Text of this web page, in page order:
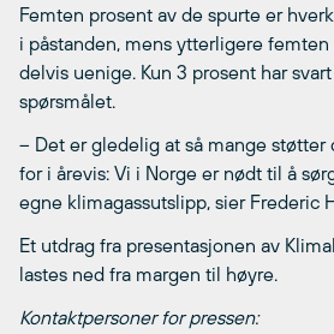
Femten prosent av de spurte er
i påstanden, mens ytterligere
delvis uenige. Kun 3 prosent har
spørsmålet.
– Det er gledelig at så mange
for i årevis: Vi i Norge er nødt til å
egne klimagassutslipp, sier Frederic
Et utdrag fra presentasjonen av
lastes ned fra margen til høyre.
Kontaktpersoner for pressen: